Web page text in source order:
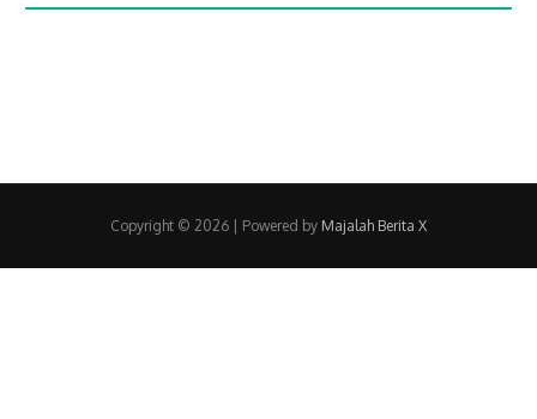
Copyright © 2026 | Powered by Majalah Berita X